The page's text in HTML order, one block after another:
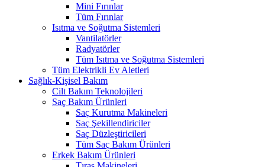
Mini Fırınlar
Tüm Fırınlar
Isıtma ve Soğutma Sistemleri
Vantilatörler
Radyatörler
Tüm Isıtma ve Soğutma Sistemleri
Tüm Elektrikli Ev Aletleri
Sağlık-Kişisel Bakım
Cilt Bakım Teknolojileri
Saç Bakım Ürünleri
Saç Kurutma Makineleri
Saç Şekillendiriciler
Saç Düzleştiricileri
Tüm Saç Bakım Ürünleri
Erkek Bakım Ürünleri